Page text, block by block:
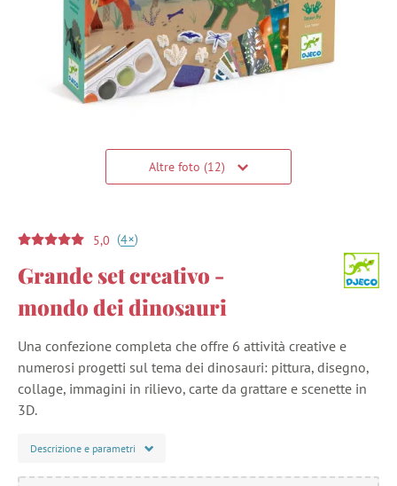
Altre foto (12)
5,0 (4+)
Grande set creativo -
mondo dei dinosauri
Una confezione completa che offre 6 attività creative e
numerosi progetti sul tema dei dinosauri: pittura, disegno,
collage, immagini in rilievo, carte da grattare e scenette in
3D.
Descrizione e parametri